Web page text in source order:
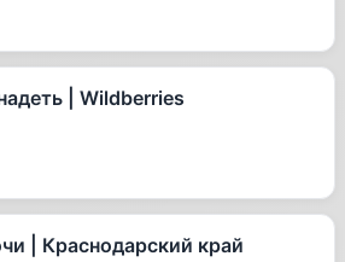
| Wildberries
| Краснодарский край